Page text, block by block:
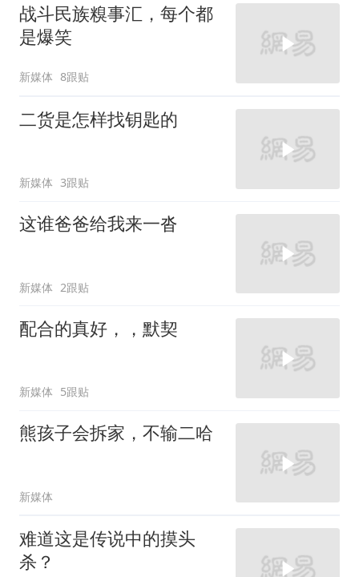
战斗民族糗事汇，每个都
是爆笑
新媒体 8跟贴
二货是怎样找钥匙的
新媒体 3跟贴
这谁爸爸给我来一沓
新媒体 2跟贴
配合的真好，，默契
新媒体 5跟贴
熊孩子会拆家，不输二哈
新媒体
难道这是传说中的摸头
杀？